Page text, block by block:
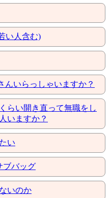
い人含む)
んいらっしゃいますか？
らい開き直って無職をし
いますか？
い
ブバッグ
いのか